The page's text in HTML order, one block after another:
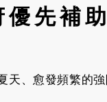
先補
天、愈發頻繁的